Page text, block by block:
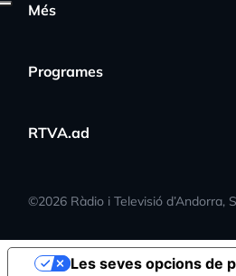
Més
Programes
RTVA.ad
©2026 Ràdio i Televisió d’Andorra,
EN
DIRECTELes seves opcions de